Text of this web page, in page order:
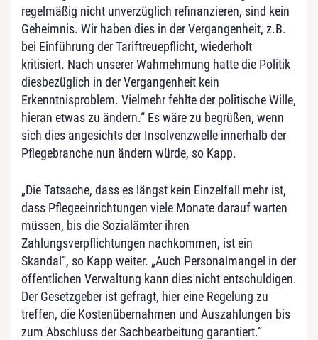
regelmäßig nicht unverzüglich refinanzieren, sind kein
Geheimnis. Wir haben dies in der Vergangenheit, z.B.
bei Einführung der Tariftreuepflicht, wiederholt
kritisiert. Nach unserer Wahrnehmung hatte die Politik
diesbezüglich in der Vergangenheit kein
Erkenntnisproblem. Vielmehr fehlte der politische Wille,
hieran etwas zu ändern.“ Es wäre zu begrüßen, wenn
sich dies angesichts der Insolvenzwelle innerhalb der
Pflegebranche nun ändern würde, so Kapp.
„Die Tatsache, dass es längst kein Einzelfall mehr ist,
dass Pflegeeinrichtungen viele Monate darauf warten
müssen, bis die Sozialämter ihren
Zahlungsverpflichtungen nachkommen, ist ein
Skandal“, so Kapp weiter. „Auch Personalmangel in der
öffentlichen Verwaltung kann dies nicht entschuldigen.
Der Gesetzgeber ist gefragt, hier eine Regelung zu
treffen, die Kostenübernahmen und Auszahlungen bis
zum Abschluss der Sachbearbeitung garantiert.“